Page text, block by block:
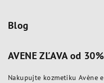
Blog
AVENE ZĽAVA od
Nakupujte kozmetiku Avène